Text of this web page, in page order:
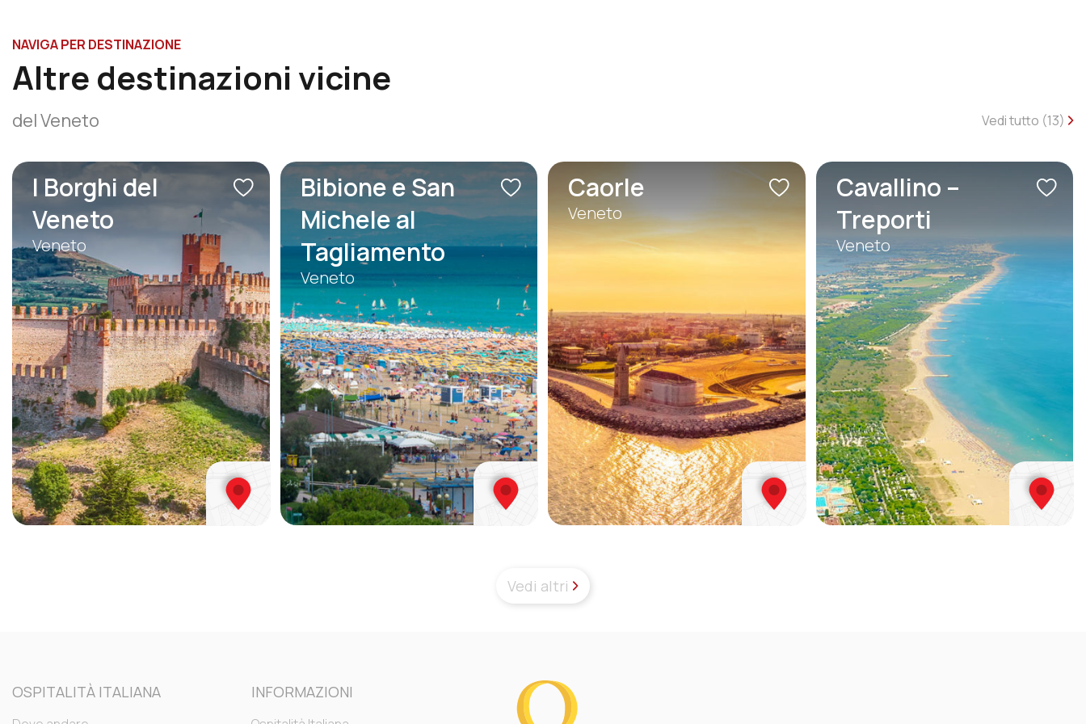
NAVIGA PER DESTINAZIONE
Altre destinazioni vicine
del Veneto Vedi tutto (13)
I Borghi del
Veneto
Veneto
Bibione e San
Michele al
Tagliamento
Veneto
Caorle
Veneto
Cavallino –
Treporti
Veneto
Vedi altri
OSPITALITÀ ITALIANA INFORMAZIONI